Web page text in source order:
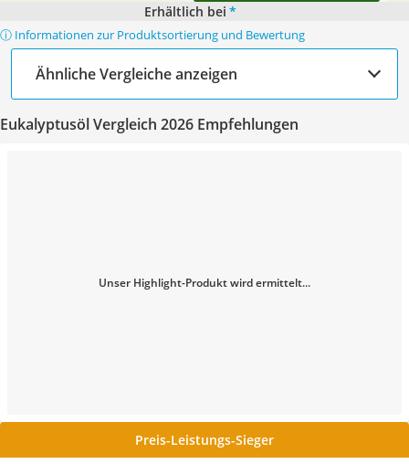
Erhältlich bei *
ⓘ Informationen zur Produktsortierung und Bewertung
Ähnliche Vergleiche anzeigen
Eukalyptusöl Vergleich 2026 Empfehlungen
Unser Highlight-Produkt wird ermittelt...
Preis-Leistungs-Sieger